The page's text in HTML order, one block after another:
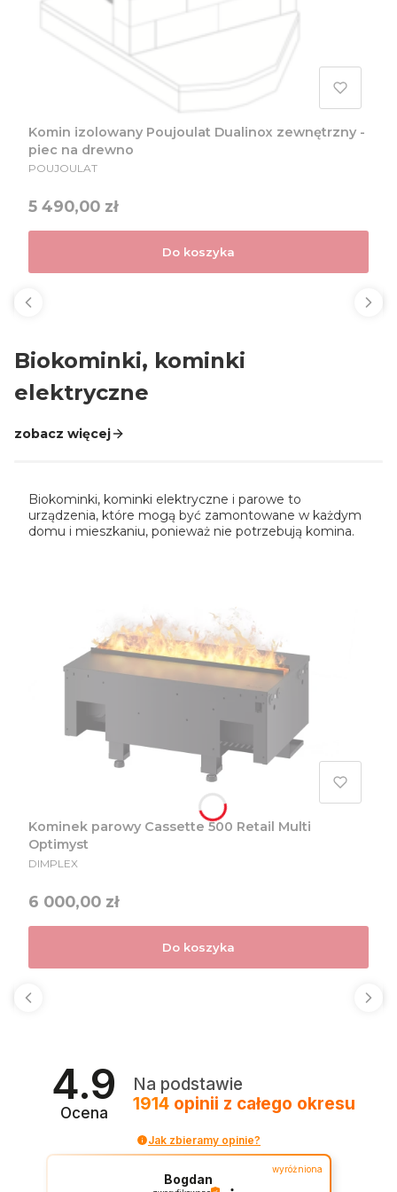
Komin izolowany Poujoulat Dualinox zewnętrzny -
piec na drewno
PRODUCENT
POUJOULAT
Cena
5 490,00 zł
Do koszyka
Biokominki, kominki
elektryczne
zobacz więcej
Biokominki, kominki elektryczne i parowe to
urządzenia, które mogą być zamontowane w każdym
domu i mieszkaniu, ponieważ nie potrzebują komina.
Kominek parowy Cassette 500 Retail Multi
Optimyst
PRODUCENT
DIMPLEX
Cena
6 000,00 zł
Do koszyka
4.9
Ocena
Na podstawie
1914 opinii z całego okresu
Jak zbieramy opinie?
wyróżniona
Bogdan